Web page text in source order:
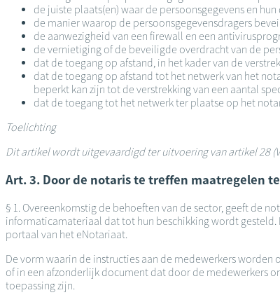
de juiste plaats(en) waar de persoonsgegevens en
de manier waarop de persoonsgegevensdragers
de aanwezigheid van een firewall en een
de vernietiging of de beveiligde overdracht van de
dat de toegang op afstand, in het kader van de
dat de toegang op afstand tot het netwerk van het
beperkt kan zijn tot de verstrekking van een aantal
dat de toegang tot het netwerk ter plaatse op het
Toelichting
Dit artikel wordt uitgevaardigd ter uitvoering van artikel 28
Art. 3. Door de notaris te treffen maatregelen
§ 1. Overeenkomstig de behoeften van de sector, geeft de
informaticamateriaal dat tot hun beschikking wordt
portaal van het eNotariaat.
De vorm waarin de instructies aan de medewerkers
of in een afzonderlijk document dat door de medewerkers
toepassing zijn.